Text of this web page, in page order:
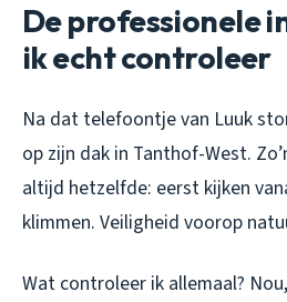
De professionele
ik echt controleer
Na dat telefoontje van Luuk
op zijn dak in Tanthof-West.
altijd hetzelfde: eerst kijken
klimmen. Veiligheid voorop
Wat controleer ik allemaal?